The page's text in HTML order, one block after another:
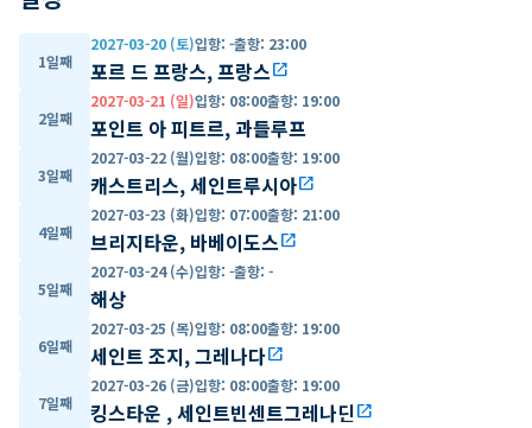
1일째
2027-03-20 (토)입항: -출항: 23:00
포르 드 프랑스, 프랑스open_in_new
2일째
2027-03-21 (일)입항: 08:00출항: 19:00
포인트 아 피트르, 과들루프
3일째
2027-03-22 (월)입항: 08:00출항: 19:00
캐스트리스, 세인트루시아open_in_new
4일째
2027-03-23 (화)입항: 07:00출항: 21:00
브리지타운, 바베이도스open_in_new
5일째
2027-03-24 (수)입항: -출항: -
해상
6일째
2027-03-25 (목)입항: 08:00출항: 19:00
세인트 조지, 그레나다open_in_new
7일째
2027-03-26 (금)입항: 08:00출항: 19:00
킹스타운 , 세인트빈센트그레나딘open_in_new